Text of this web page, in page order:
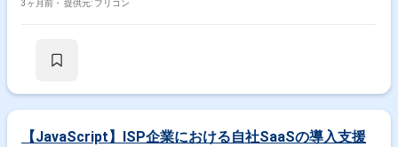
（営業チーム）との仕様調整、要件定義
3ヶ月前・ 提供元: フリコン
【JavaScript】ISP企業における自社SaaSの導入支援